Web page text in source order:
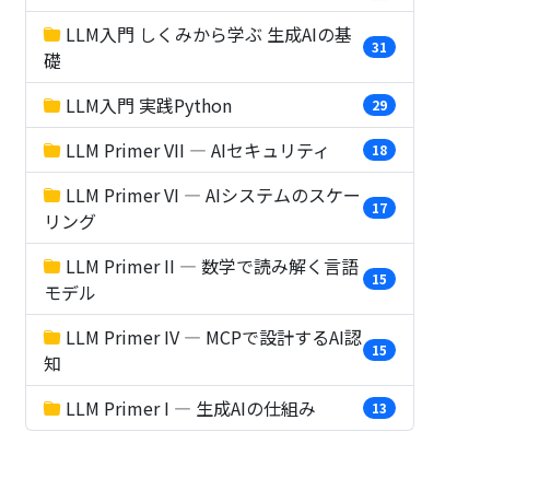
LLM入門 しくみから学ぶ 生成AIの基
礎
31
LLM入門 実践Python 29
LLM Primer VII — AIセキュリティ 18
LLM Primer VI — AIシステムのスケー
リング
17
LLM Primer II — 数学で読み解く言語
モデル
15
LLM Primer IV — MCPで設計するAI認
知
15
LLM Primer I — 生成AIの仕組み 13